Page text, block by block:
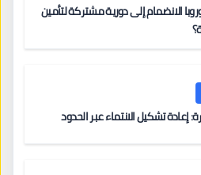
الانضمام إلى دورية مشتركة لتأمين
إعادة تشكيل الانتماء عبر الحدود